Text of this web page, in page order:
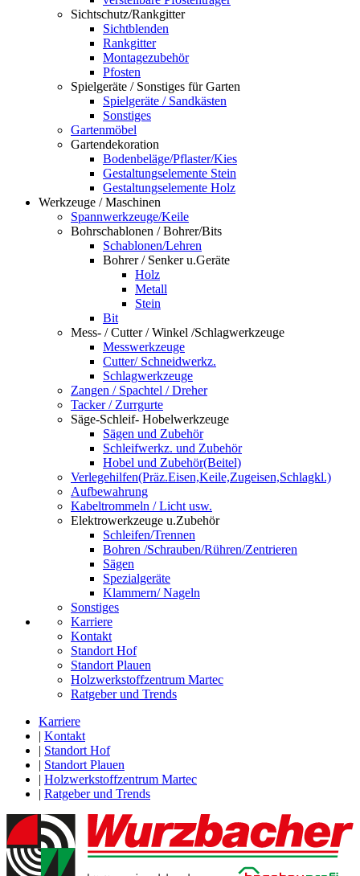
Sichtschutz/Rankgitter
Sichtblenden
Rankgitter
Montagezubehör
Pfosten
Spielgeräte / Sonstiges für Garten
Spielgeräte / Sandkästen
Sonstiges
Gartenmöbel
Gartendekoration
Bodenbeläge/Pflaster/Kies
Gestaltungselemente Stein
Gestaltungselemente Holz
Werkzeuge / Maschinen
Spannwerkzeuge/Keile
Bohrschablonen / Bohrer/Bits
Schablonen/Lehren
Bohrer / Senker u.Geräte
Holz
Metall
Stein
Bit
Mess- / Cutter / Winkel /Schlagwerkzeuge
Messwerkzeuge
Cutter/ Schneidwerkz.
Schlagwerkzeuge
Zangen / Spachtel / Dreher
Tacker / Zurrgurte
Säge-Schleif- Hobelwerkzeuge
Sägen und Zubehör
Schleifwerkz. und Zubehör
Hobel und Zubehör(Beitel)
Verlegehilfen(Präz.Eisen,Keile,Zugeisen,Schlagkl.)
Aufbewahrung
Kabeltrommeln / Licht usw.
Elektrowerkzeuge u.Zubehör
Schleifen/Trennen
Bohren /Schrauben/Rühren/Zentrieren
Sägen
Spezialgeräte
Klammern/ Nageln
Sonstiges
Karriere
Kontakt
Standort Hof
Standort Plauen
Holzwerkstoffzentrum Martec
Ratgeber und Trends
Karriere
| Kontakt
| Standort Hof
| Standort Plauen
| Holzwerkstoffzentrum Martec
| Ratgeber und Trends